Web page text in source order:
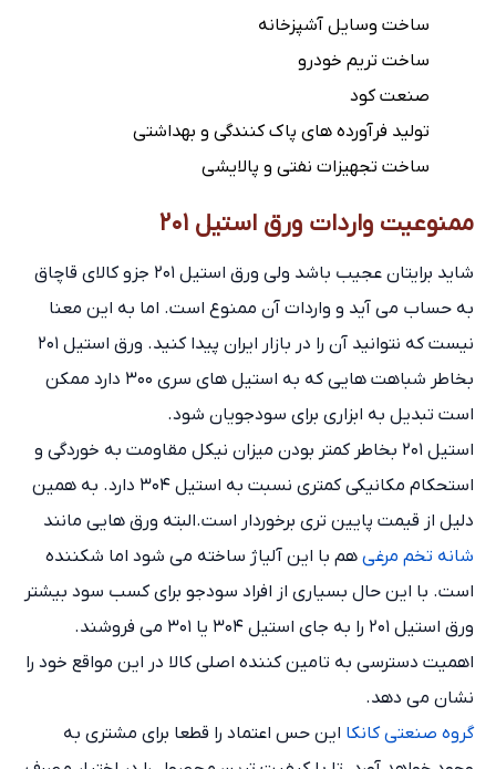
ساخت وسایل آشپزخانه
ساخت تریم خودرو
صنعت کود
تولید فرآورده های پاک کنندگی و بهداشتی
ساخت تجهیزات نفتی و پالایشی
ممنوعیت واردات ورق استیل ۲۰۱
شاید برایتان عجیب باشد ولی ورق استیل ۲۰۱ جزو کالای قاچاق
به حساب می آید و واردات آن ممنوع است. اما به این معنا
نیست که نتوانید آن را در بازار ایران پیدا کنید. ورق استیل ۲۰۱
بخاطر شباهت هایی که به استیل های سری ۳۰۰ دارد ممکن
است تبدیل به ابزاری برای سودجویان شود.
استیل ۲۰۱ بخاطر کمتر بودن میزان نیکل مقاومت به خوردگی و
استحکام مکانیکی کمتری نسبت به استیل ۳۰۴ دارد. به همین
دلیل از قیمت پایین تری برخوردار است.البته ورق هایی مانند
شانه تخم مرغی هم با این آلیاژ ساخته می شود اما شکننده
است. با این حال بسیاری از افراد سودجو برای کسب سود بیشتر
ورق استیل ۲۰۱ را به جای استیل ۳۰۴ یا ۳۰۱ می فروشند.
اهمیت دسترسی به تامین کننده اصلی کالا در این مواقع خود را
نشان می دهد.
گروه صنعتی کانکا این حس اعتماد را قطعا برای مشتری به